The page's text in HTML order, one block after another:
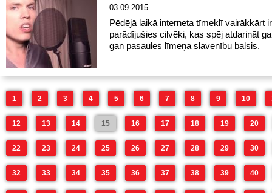
03.09.2015.
Pēdējā laikā interneta tīmeklī vairākkārt ir
parādījušies cilvēki, kas spēj atdarināt
gan pasaules līmeņa slavenību balsis.
1 2 3 4 5 6 7 8 9 10
12 13 14 15 16 17 18 19 20
22 23 24 25 26 27 28 29 30
32 33 34 35 36 37 38 39 40